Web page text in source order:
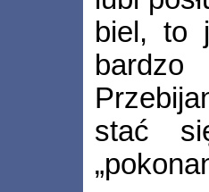
biel, to
stać